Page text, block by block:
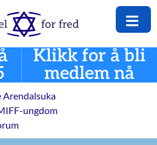
Klikk for å bli
medlem nå
Arendalsuka
ungdom